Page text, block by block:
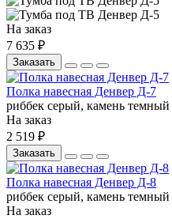
На заказ
7 635 ₽
Заказать
Полка навесная Денвер Д-7
риббек серый, камень темный
На заказ
2 519 ₽
Заказать
Полка навесная Денвер Д-8
риббек серый, камень темный
На заказ